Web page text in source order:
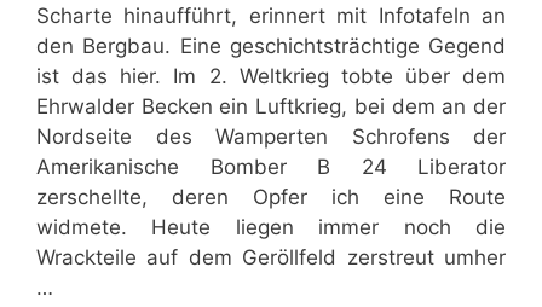
Scharte hinaufführt, erinnert mit Infotafeln an
den Bergbau. Eine geschichtsträchtige Gegend
ist das hier. Im 2. Weltkrieg tobte über dem
Ehrwalder Becken ein Luftkrieg, bei dem an der
Nordseite des Wamperten Schrofens der
Amerikanische Bomber B 24 Liberator
zerschellte, deren Opfer ich eine Route
widmete. Heute liegen immer noch die
Wrackteile auf dem Geröllfeld zerstreut umher
…